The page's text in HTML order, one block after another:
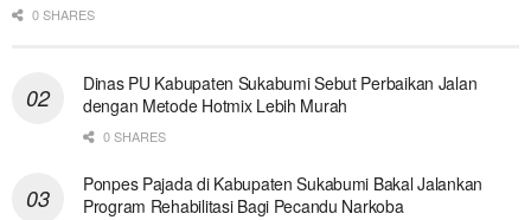
0 SHARES
Dinas PU Kabupaten Sukabumi Sebut Perbaikan Jalan
dengan Metode Hotmix Lebih Murah
0 SHARES
Ponpes Pajada di Kabupaten Sukabumi Bakal Jalankan
Program Rehabilitasi Bagi Pecandu Narkoba